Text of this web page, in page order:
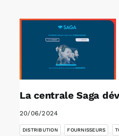
Rechercher:
Annonces emploi
La centrale Saga
20/06/2024
DISTRIBUTION FOURNISSEURS